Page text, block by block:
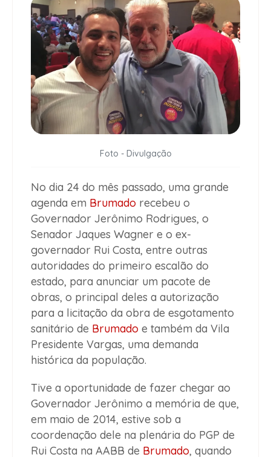
Foto - Divulgação
No dia 24 do mês passado, uma grande
agenda em Brumado recebeu o
Governador Jerônimo Rodrigues, o
Senador Jaques Wagner e o ex-
governador Rui Costa, entre outras
autoridades do primeiro escalão do
estado, para anunciar um pacote de
obras, o principal deles a autorização
para a licitação da obra de esgotamento
sanitário de Brumado e também da Vila
Presidente Vargas, uma demanda
histórica da população.
Tive a oportunidade de fazer chegar ao
Governador Jerônimo a memória de que,
em maio de 2014, estive sob a
coordenação dele na plenária do PGP de
Rui Costa na AABB de Brumado, quando